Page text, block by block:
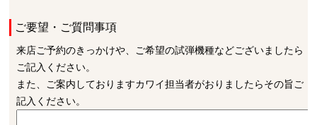
ご要望・ご質問事項
来店ご予約のきっかけや、ご希望の試弾機種などございましたら
ご記入ください。
また、ご案内しておりますカワイ担当者がおりましたらその旨ご
記入ください。